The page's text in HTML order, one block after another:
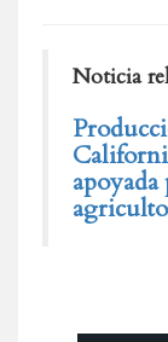
Noticia